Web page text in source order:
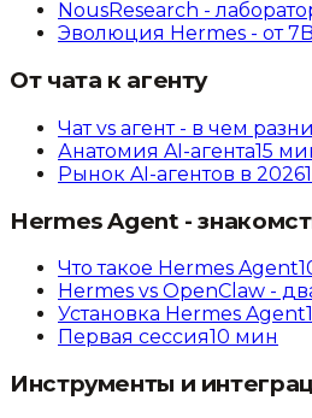
NousResearch -
Эволюция Hermes - от
От чата к агенту
Чат vs агент - в чем
Анатомия AI-агента15
Рынок AI-агентов в 2026
Hermes Agent -
Что такое Hermes Agent
Hermes vs OpenClaw -
Установка Hermes Agent
Первая сессия10 мин
Инструменты и